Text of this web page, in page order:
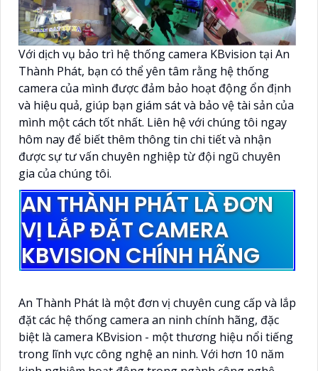
Với dịch vụ bảo trì hệ thống camera KBvision tại An
Thành Phát, bạn có thể yên tâm rằng hệ thống
camera của mình được đảm bảo hoạt động ổn định
và hiệu quả, giúp bạn giám sát và bảo vệ tài sản của
mình một cách tốt nhất. Liên hệ với chúng tôi ngay
hôm nay để biết thêm thông tin chi tiết và nhận
được sự tư vấn chuyên nghiệp từ đội ngũ chuyên
gia của chúng tôi.
AN THÀNH PHÁT LÀ ĐƠN
VỊ LẮP ĐẶT CAMERA
KBVISION CHÍNH HÃNG
An Thành Phát là một đơn vị chuyên cung cấp và lắp
đặt các hệ thống camera an ninh chính hãng, đặc
biệt là camera KBvision - một thương hiệu nổi tiếng
trong lĩnh vực công nghệ an ninh. Với hơn 10 năm